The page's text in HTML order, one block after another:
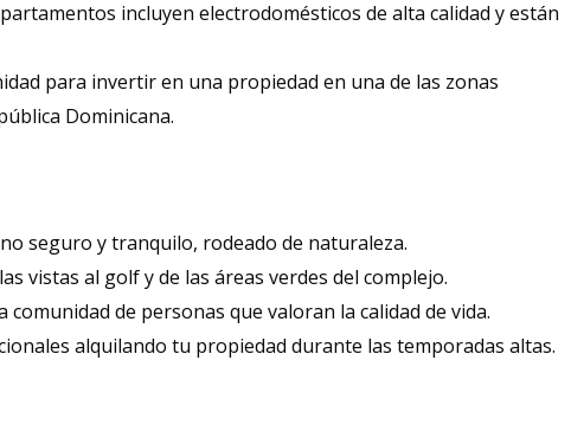
incluyen electrodomésticos de alta calidad y están
para invertir en una propiedad en una de las zonas
Dominicana.
seguro y tranquilo, rodeado de naturaleza.
vistas al golf y de las áreas verdes del complejo.
comunidad de personas que valoran la calidad de vida.
alquilando tu propiedad durante las temporadas altas.